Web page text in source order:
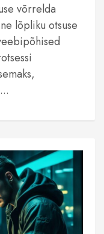
võrrelda
lõpliku otsuse